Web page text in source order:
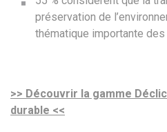
préservation de
thématique importante
>> Découvrir la gamme
durable <<